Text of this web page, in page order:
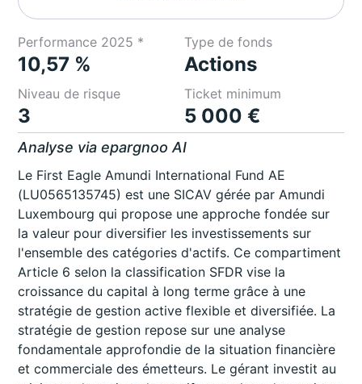
Performance 2025 *
10,57 %
Type de fonds
Actions
Niveau de risque
3
Ticket minimum
5 000 €
Analyse via epargnoo AI
Le First Eagle Amundi International Fund AE
(LU0565135745) est une SICAV gérée par Amundi
Luxembourg qui propose une approche fondée sur
la valeur pour diversifier les investissements sur
l'ensemble des catégories d'actifs. Ce compartiment
Article 6 selon la classification SFDR vise la
croissance du capital à long terme grâce à une
stratégie de gestion active flexible et diversifiée. La
stratégie de gestion repose sur une analyse
fondamentale approfondie de la situation financière
et commerciale des émetteurs. Le gérant investit au